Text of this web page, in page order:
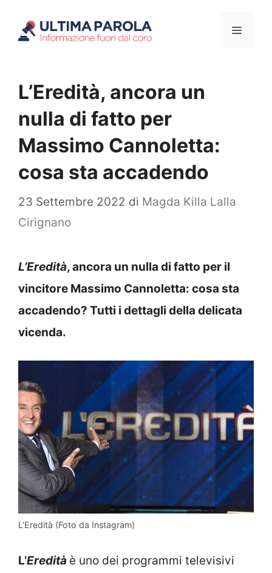
Menu
L’Eredità, ancora un
nulla di fatto per
Massimo Cannoletta:
cosa sta accadendo
23 Settembre 2022 di Magda Killa Lalla
Cirignano
L’Eredità, ancora un nulla di fatto per il
vincitore Massimo Cannoletta: cosa sta
accadendo? Tutti i dettagli della delicata
vicenda.
L’Eredità (Foto da Instagram)
L’Eredità è uno dei programmi televisivi